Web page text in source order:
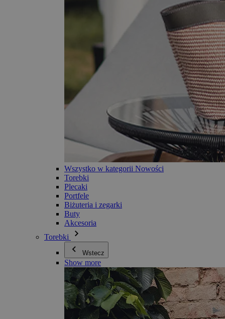
Wszystko w kategorii Nowości
Torebki
Plecaki
Portfele
Biżuteria i zegarki
Buty
Akcesoria
Torebki
Wstecz
Show more